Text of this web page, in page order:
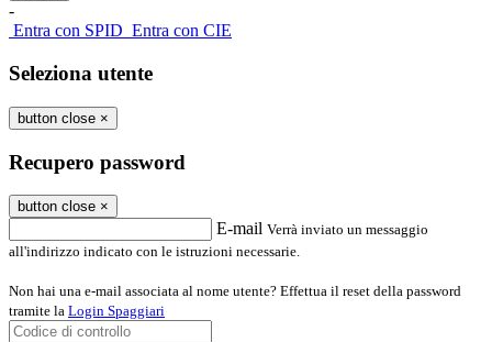
-
Entra con SPID Entra con CIE
Seleziona utente
button close ×
Recupero password
button close ×
E-mail Verrà inviato un messaggio
all'indirizzo indicato con le istruzioni necessarie.
Non hai una e-mail associata al nome utente? Effettua il reset della password
tramite la Login Spaggiari